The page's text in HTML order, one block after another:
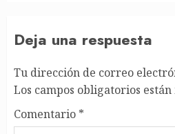
Deja una respuesta
Tu dirección de correo
Los campos obligatorios
Comentario *